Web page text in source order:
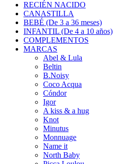
RECIÉN NACIDO
CANASTILLA
BEBÉ (De 3 a 36 meses)
INFANTIL (De 4 a 10 años)
COMPLEMENTOS
MARCAS
Abel & Lula
Beltin
B.Noisy
Coco Acqua
Cóndor
Igor
A kiss & a hug
Knot
Minutus
Monnuage
Name it
North Baby